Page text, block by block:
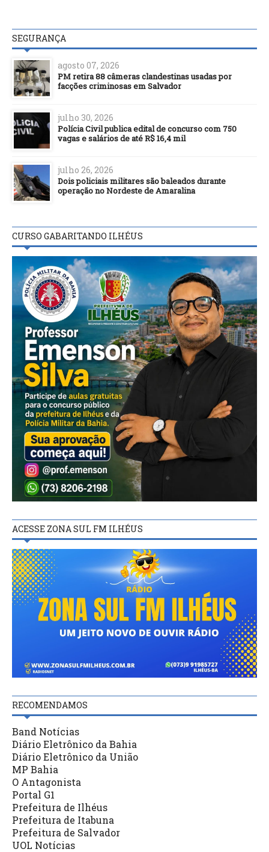
SEGURANÇA
agosto 07, 2026
PM retira 88 câmeras clandestinas usadas por
facções criminosas em Salvador
julho 30, 2026
Polícia Civil publica edital de concurso com 750
vagas e salários de até R$ 16,4 mil
julho 26, 2026
Dois policiais militares são baleados durante
operação no Nordeste de Amaralina
CURSO GABARITANDO ILHÉUS
ACESSE ZONA SUL FM ILHÉUS
RECOMENDAMOS
Band Notícias
Diário Eletrônico da Bahia
Diário Eletrônico da União
MP Bahia
O Antagonista
Portal G1
Prefeitura de Ilhéus
Prefeitura de Itabuna
Prefeitura de Salvador
UOL Notícias